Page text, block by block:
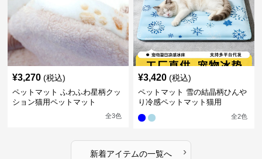
¥3,270 (税込)
ペットマット ふわふわ星柄クッ
ション猫用ペットマット
全3色
¥3,420 (税込)
ペットマット 雪の結晶柄ひんや
り冷感ペットマット猫用
全2色
新着アイテムの一覧へ ›